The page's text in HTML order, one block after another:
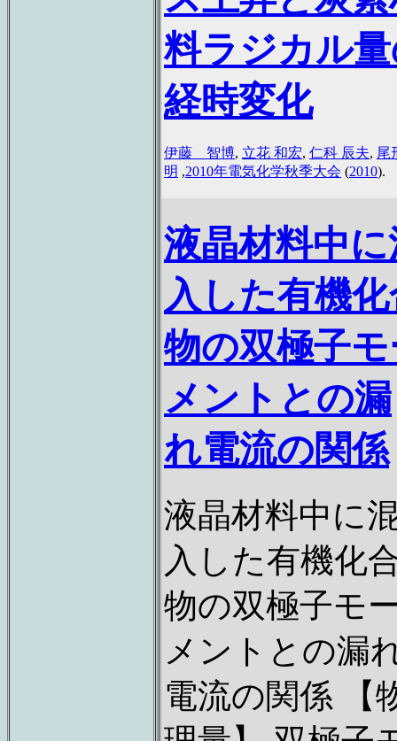
料ラジカル
経時変化
伊藤 智博, 立花 和宏, 仁科 辰夫, 尾
明 ,2010年電気化学秋季大会 (2010).
液晶材料中に
入した有機
物の双極子
メントとの漏
れ電流の関係
液晶材料中に
入した有機化
物の双極子モ
メントとの漏
電流の関係 【